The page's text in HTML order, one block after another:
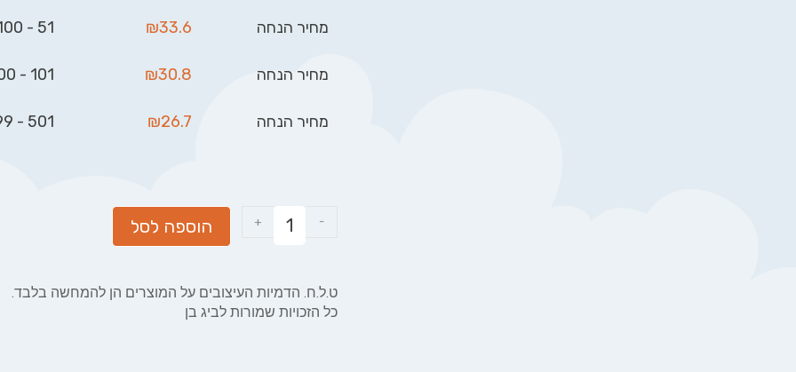
מחיר הנחה ₪33.6
51 - 100
מחיר הנחה ₪30.8
101 - 500
מחיר הנחה ₪26.7
501 - 999
-
+ הוספה לסל
ט.ל.ח. הדמיות העיצובים על המוצרים הן להמחשה בלבד.
כל הזכויות שמורות לביג בן